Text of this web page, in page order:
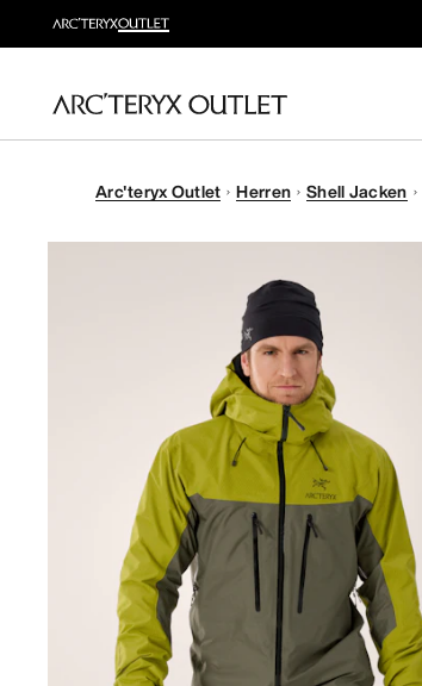
Arc'teryx Outlet Herren Shell Jacken